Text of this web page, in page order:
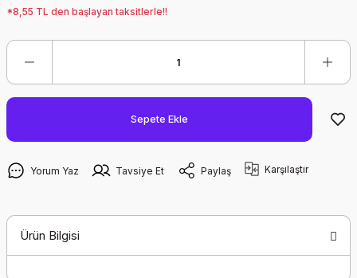
*8,55 TL den başlayan taksitlerle!!
Sepete Ekle
Yorum Yaz Tavsiye Et Paylaş Karşılaştır
Ürün Bilgisi